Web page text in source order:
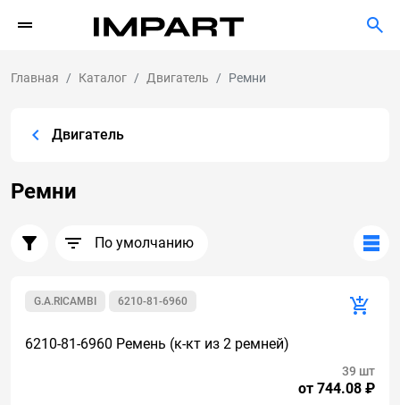
Главная Каталог Двигатель Ремни
Двигатель
Ремни
По умолчанию
6210-81-6960
G.A.RICAMBI
6210-81-6960 Ремень (к-кт из 2 ремней)
от 744.08 ₽
39 шт